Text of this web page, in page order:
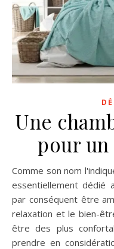
Une
pour un
Comme son nom l'indique, la chambre à coucher est un lieu
essentiellement dédié
par conséquent être
relaxation et le bien-
être des plus
prendre en